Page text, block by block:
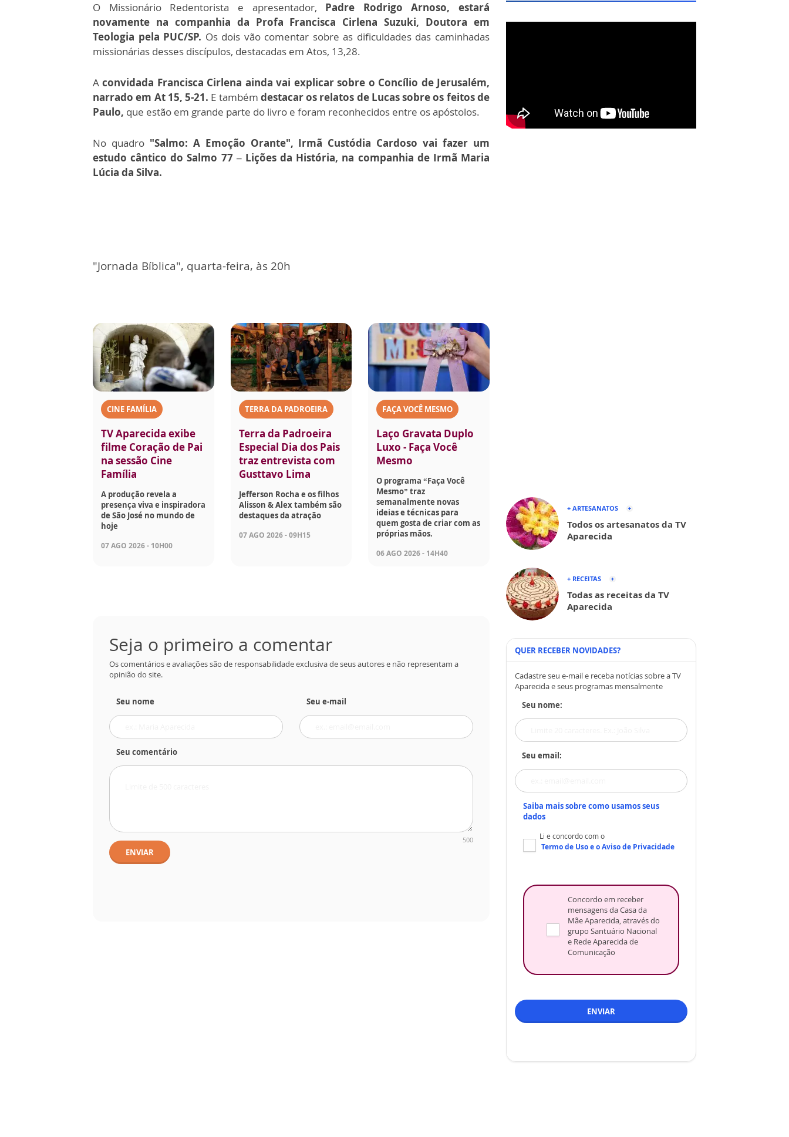
O Missionário Redentorista e apresentador, Padre Rodrigo Arnoso, estará
novamente na companhia da Profa Francisca Cirlena Suzuki, Doutora em
Teologia pela PUC/SP. Os dois vão comentar sobre as dificuldades das caminhadas
missionárias desses discípulos, destacadas em Atos, 13,28.
Aconvidada Francisca Cirlena ainda vai explicar sobre o Concílio de Jerusalém,
narrado em At 15, 5-21. E também destacar os relatos de Lucas sobre os feitos de
Paulo, que estão em grande parte do livro e foram reconhecidos entre os apóstolos.
No quadro "Salmo: A Emoção Orante", Irmã Custódia Cardoso vai fazer um
estudo cântico do Salmo 77 – Lições da História, na companhia de Irmã Maria
Lúcia da Silva.
"Jornada Bíblica", quarta-feira, às 20h
CINE FAMÍLIA
TV Aparecida exibe
filme Coração de Pai
na sessão Cine
Família
A produção revela a
presença viva e inspiradora
de São José no mundo de
hoje
07 AGO 2026 - 10H00
TERRA DA PADROEIRA
Terra da Padroeira
Especial Dia dos Pais
traz entrevista com
Gusttavo Lima
Jefferson Rocha e os filhos
Alisson & Alex também são
destaques da atração
07 AGO 2026 - 09H15
FAÇA VOCÊ MESMO
Laço Gravata Duplo
Luxo - Faça Você
Mesmo
O programa “Faça Você
Mesmo” traz
semanalmente novas
ideias e técnicas para
quem gosta de criar com as
próprias mãos.
06 AGO 2026 - 14H40
Seja o primeiro a comentar
Os comentários e avaliações são de responsabilidade exclusiva de seus autores e não representam a
opinião do site.
Seu nome Seu e-mail
Seu comentário
500
ENVIAR
+ ARTESANATOS
Todos os artesanatos da TV
Aparecida
+ RECEITAS
Todas as receitas da TV
Aparecida
QUER RECEBER NOVIDADES?
Cadastre seu e-mail e receba notícias sobre a TV
Aparecida e seus programas mensalmente
Seu nome:
Seu email:
Saiba mais sobre como usamos seus
dados
Li e concordo com o
Termo de Usoe oAviso de Privacidade
Concordo em receber
mensagens da Casa da
Mãe Aparecida, através do
grupo Santuário Nacional
e Rede Aparecida de
Comunicação
ENVIAR